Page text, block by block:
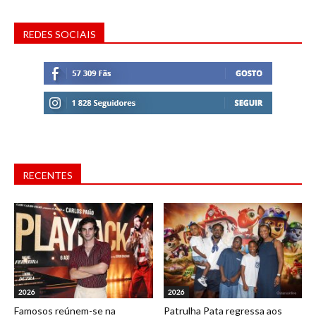
REDES SOCIAIS
RECENTES
2026
Famosos reúnem-se na
2026
Patrulha Pata regressa aos